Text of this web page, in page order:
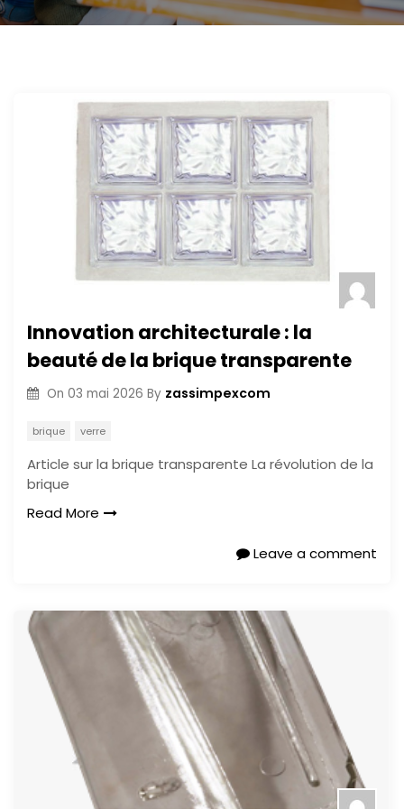
Innovation architecturale : la
beauté de la brique transparente
On 03 mai 2026 By zassimpexcom
brique verre
Article sur la brique transparente La révolution de la
brique
Read More
Leave a comment